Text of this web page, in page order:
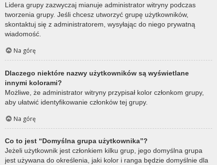
Lidera grupy zazwyczaj mianuje administrator witryny podczas
tworzenia grupy. Jeśli chcesz utworzyć grupę użytkowników,
skontaktuj się z administratorem, wysyłając do niego prywatną
wiadomość.
Na górę
Dlaczego niektóre nazwy użytkowników są wyświetlane
innymi kolorami?
Możliwe, że administrator witryny przypisał kolor członkom grupy,
aby ułatwić identyfikowanie członków tej grupy.
Na górę
Co to jest “Domyślna grupa użytkownika”?
Jeżeli użytkownik jest członkiem kilku grup, jego domyślna grupa
jest używana do określenia, jaki kolor i ranga będzie domyślnie dla